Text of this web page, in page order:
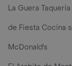
La Guera Taqueria
de Fiesta Cocina
McDonald's